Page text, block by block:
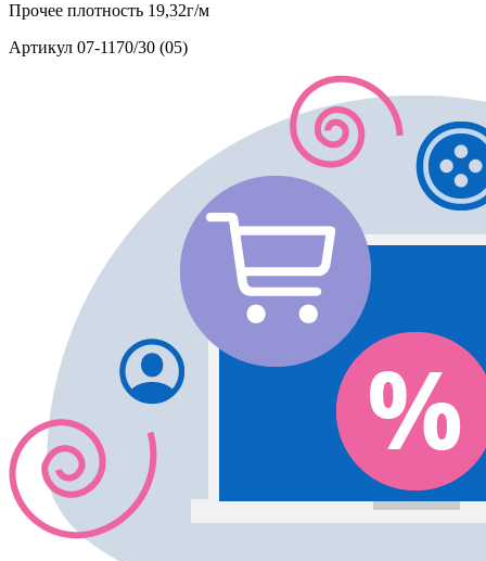
Прочее плотность 19,32г/м
Артикул 07-1170/30 (05)